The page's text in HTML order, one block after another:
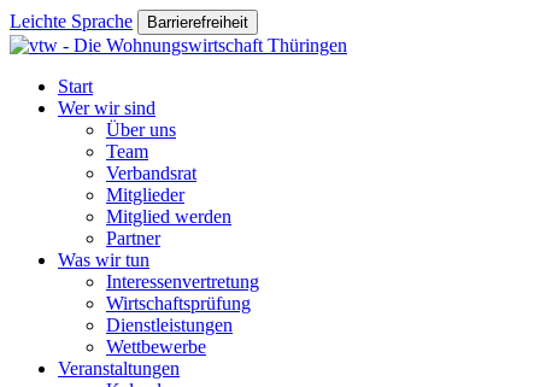
Leichte Sprache Barrierefreiheit
Start
Wer wir sind
Über uns
Team
Verbandsrat
Mitglieder
Mitglied werden
Partner
Was wir tun
Interessenvertretung
Wirtschaftsprüfung
Dienstleistungen
Wettbewerbe
Veranstaltungen